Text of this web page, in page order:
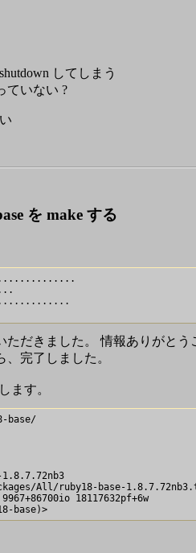
してしまう
ていない ?
を make する
ただきました。 情報ありがとう
完了しました。
ます。
base/
All/ruby18-base-
18117632pf+6w